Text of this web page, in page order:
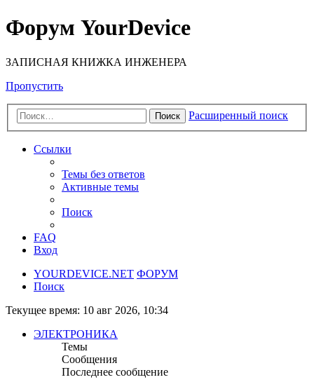
Форум YourDevice
ЗАПИСНАЯ КНИЖКА ИНЖЕНЕРА
Пропустить
Поиск Расширенный поиск
Ссылки
Темы без ответов
Активные темы
Поиск
FAQ
Вход
YOURDEVICE.NET ФОРУМ
Поиск
Текущее время: 10 авг 2026, 10:34
ЭЛЕКТРОНИКА
Темы
Сообщения
Последнее сообщение